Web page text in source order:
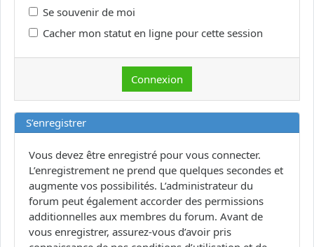
Se souvenir de moi
Cacher mon statut en ligne pour cette session
S’enregistrer
Vous devez être enregistré pour vous connecter.
L’enregistrement ne prend que quelques secondes et
augmente vos possibilités. L’administrateur du
forum peut également accorder des permissions
additionnelles aux membres du forum. Avant de
vous enregistrer, assurez-vous d’avoir pris